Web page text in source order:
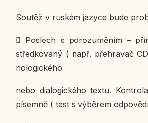
Soutěž v ruském jazyce bude
​ Po­slech s po­ro­zu­mě­ním –
střed­ko­va­ný ( např. pře­hra­vač
no­lo­gic­ké­ho
nebo di­a­lo­gic­ké­ho textu.
pí­sem­ně ( test s vý­bě­rem